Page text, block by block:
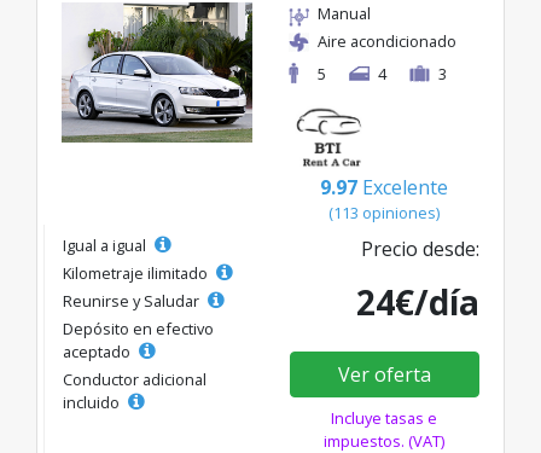
Manual
Aire acondicionado
5
4 3
9.97 Excelente
(113 opiniones)
Igual a igual
Kilometraje ilimitado
Reunirse y Saludar
Depósito en efectivo
aceptado
Conductor adicional
incluido
Precio desde:
24€/día
Ver oferta
Incluye tasas e
impuestos. (VAT)